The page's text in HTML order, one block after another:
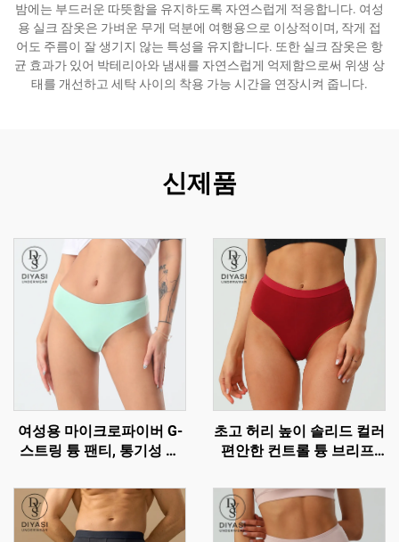
밤에는 부드러운 따뜻함을 유지하도록 자연스럽게 적응합니다. 여성
용 실크 잠옷은 가벼운 무게 덕분에 여행용으로 이상적이며, 작게 접
어도 주름이 잘 생기지 않는 특성을 유지합니다. 또한 실크 잠옷은 항
균 효과가 있어 박테리아와 냄새를 자연스럽게 억제함으로써 위생 상
태를 개선하고 세탁 사이의 착용 가능 시간을 연장시켜 줍니다.
신제품
여성용 마이크로파이버 G-
스트링 튱 팬티, 통기성 좋
초고 허리 높이 솔리드 컬러
편안한 컨트롤 튱 브리프,